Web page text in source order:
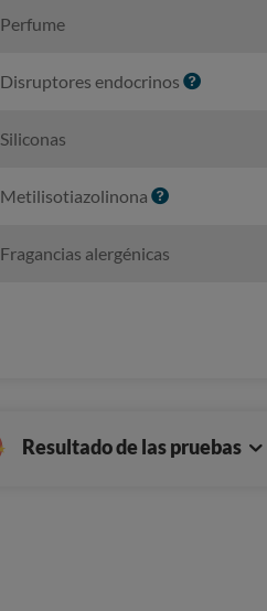
Perfume
Disruptores endocrinos I
Siliconas
Metilisotiazolinona I
Fragancias alergénicas
Resultado de las pruebas